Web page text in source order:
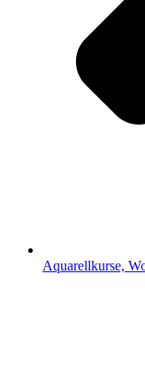
Aquarellkurse,